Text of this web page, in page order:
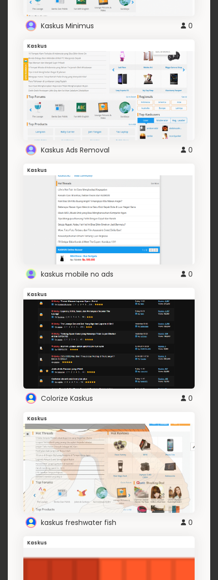
Kaskus Minimus 0
Kaskus
Kaskus Ads Removal 0
Kaskus
kaskus mobile no ads 0
Kaskus
Colorize Kaskus 0
Kaskus
kaskus freshwater fish 0
Kaskus